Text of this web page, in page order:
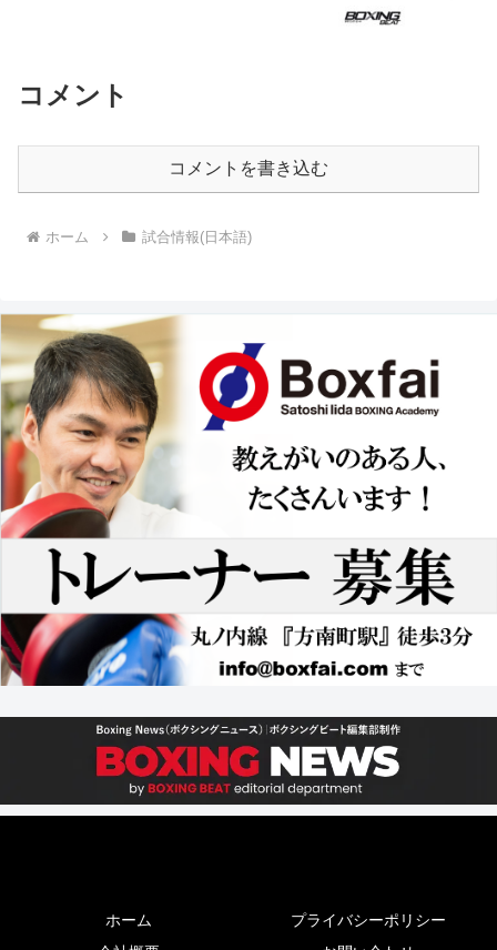
コメント
コメントを書き込む
ホーム 試合情報(日本語)
ホーム
プライバシーポリシー